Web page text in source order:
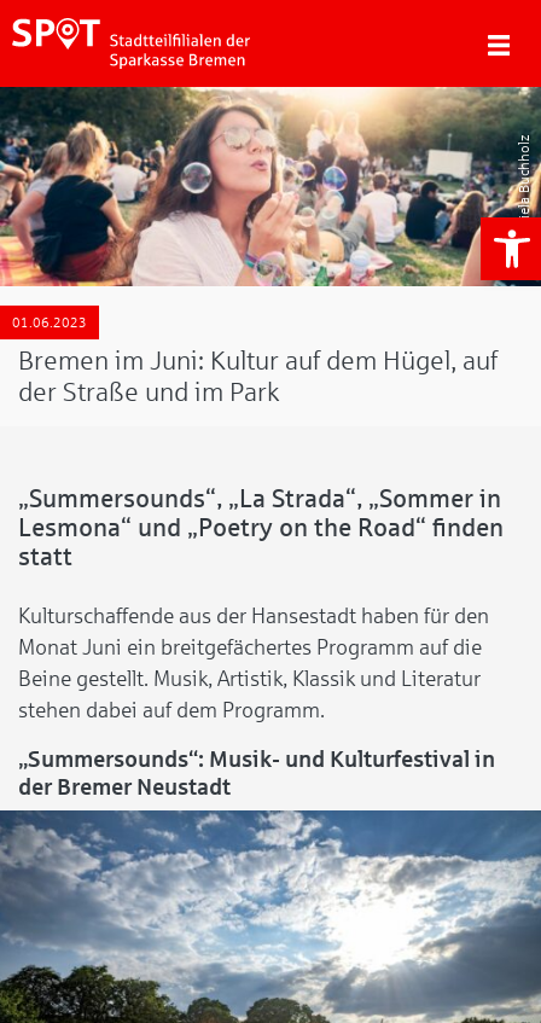
Daniela Buchholz
01.06.2023
Bremen im Juni: Kultur auf dem Hügel, auf
der Straße und im Park
„Summersounds“, „La Strada“, „Sommer in
Lesmona“ und „Poetry on the Road“ finden
statt
Kulturschaffende aus der Hansestadt haben für den
Monat Juni ein breitgefächertes Programm auf die
Beine gestellt. Musik, Artistik, Klassik und Literatur
stehen dabei auf dem Programm.
„Summersounds“: Musik- und Kulturfestival in
der Bremer Neustadt